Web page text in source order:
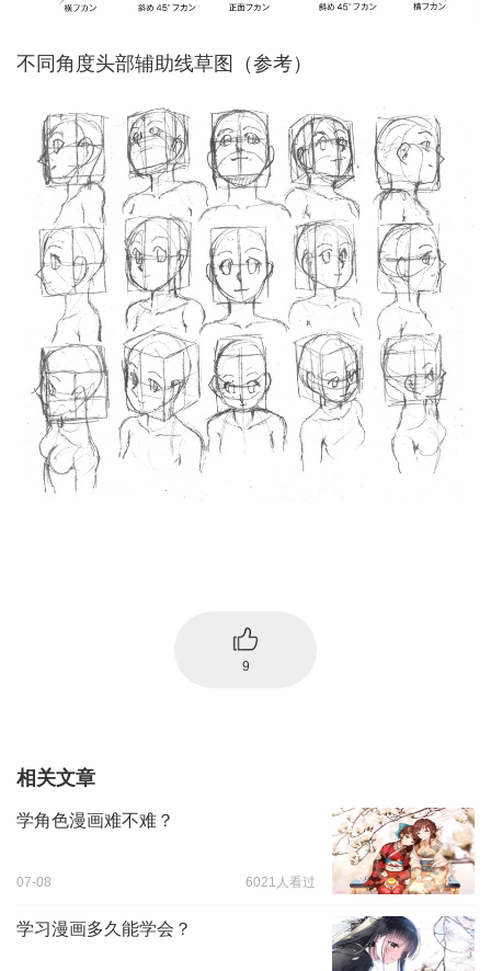
不同角度头部辅助线草图（参考）
9
相关文章
学角色漫画难不难？
07-08 6021人看过
学习漫画多久能学会？